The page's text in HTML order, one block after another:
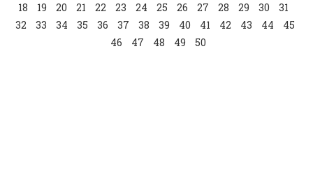
18
19 20 21 22 23 24 25 26 27 28 29 30
31
32
33 34 35 36 37 38 39 40 41 42 43 44
45
46
47 48 49 50